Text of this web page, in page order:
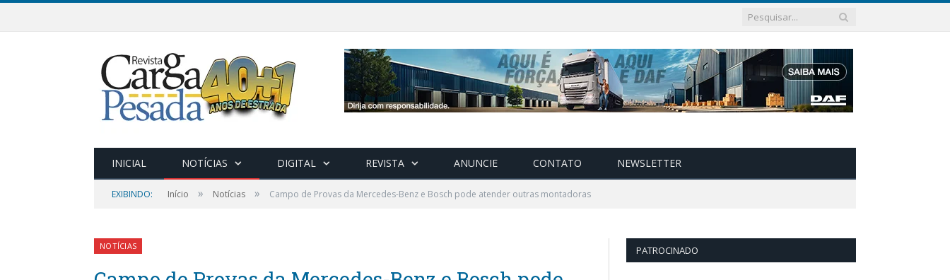
INICIAL NOTÍCIAS DIGITAL REVISTA ANUNCIE CONTATO NEWSLETTER
EXIBINDO: Início » Notícias » Campo de Provas da Mercedes-Benz e Bosch pode atender outras montadoras
NOTÍCIAS PATROCINADO